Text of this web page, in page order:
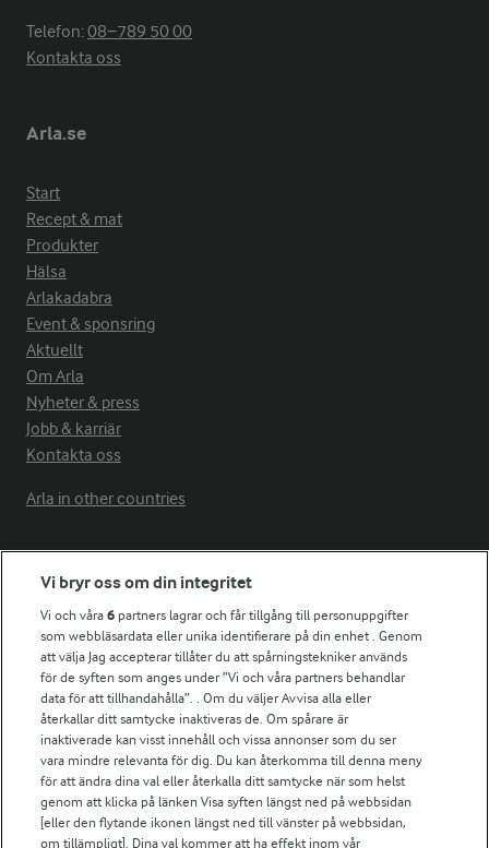
Telefon:08−789 50 00
Kontakta oss
Arla.se
Start
Recept & mat
Produkter
Hälsa
Arlakadabra
Event & sponsring
Aktuellt
Om Arla
Nyheter & press
Jobb & karriär
Kontakta oss
Arla in other countries
Fler Arlasajter
För ägare
Arlas kundportal
Arla.com
Falbygdens Ost
Arla webbshop
Bildbank
Vi bryr oss om din integritet
Vi och våra6 partners lagrar och får tillgång till personuppgifter
som webbläsardata eller unika identifierare på din enhet . Genom
att välja Jag accepterar tillåter du att spårningstekniker används
för de syften som anges under ”Vi och våra partners behandlar
data för att tillhandahålla”. . Om du väljer Avvisa alla eller
återkallar ditt samtycke inaktiveras de. Om spårare är
inaktiverade kan visst innehåll och vissa annonser som du ser
vara mindre relevanta för dig. Du kan återkomma till denna meny
för att ändra dina val eller återkalla ditt samtycke när som helst
genom att klicka på länken Visa syften längst ned på webbsidan
[eller den flytande ikonen längst ned till vänster på webbsidan,
om tillämpligt]. Dina val kommer att ha effekt inom vår